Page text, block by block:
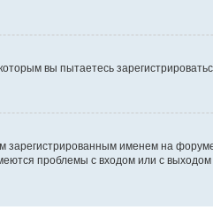
вы пытаетесь
именем на
проблемы с входом или с